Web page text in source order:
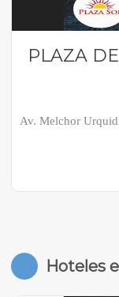
PLAZA
Av. Melchor
Hoteles